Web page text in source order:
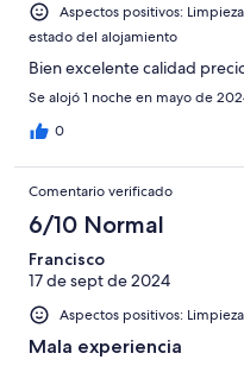
Aspectos positivos:
estado del alojamiento
Bien excelente calidad
Se alojó 1 noche en mayo de
0
Comentario verificado
6/10 Normal
Francisco
17 de sept de 2024
Aspectos positivos:
Mala experiencia